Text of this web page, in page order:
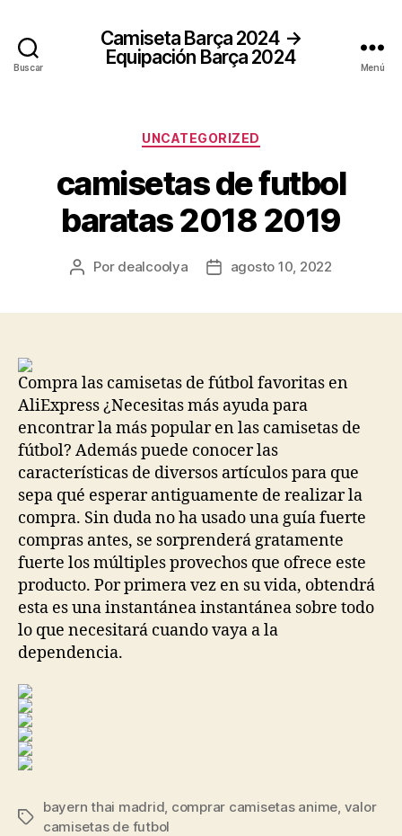
Buscar
Camiseta Barça 2024 →
Equipación Barça 2024
Menú
Categorías
UNCATEGORIZED
camisetas de futbol
baratas 2018 2019
Autor
Por dealcoolya
Fechaagosto 10, 2022
Compra las camisetas de fútbol favoritas en
AliExpress ¿Necesitas más ayuda para
encontrar la más popular en las camisetas de
fútbol? Además puede conocer las
características de diversos artículos para que
sepa qué esperar antiguamente de realizar la
compra. Sin duda no ha usado una guía fuerte
compras antes, se sorprenderá gratamente
fuerte los múltiples provechos que ofrece este
producto. Por primera vez en su vida, obtendrá
esta es una instantánea instantánea sobre todo
lo que necesitará cuando vaya a la
dependencia.
Etiquetas
bayern thai madrid, comprar camisetas anime, valor
camisetas de futbol